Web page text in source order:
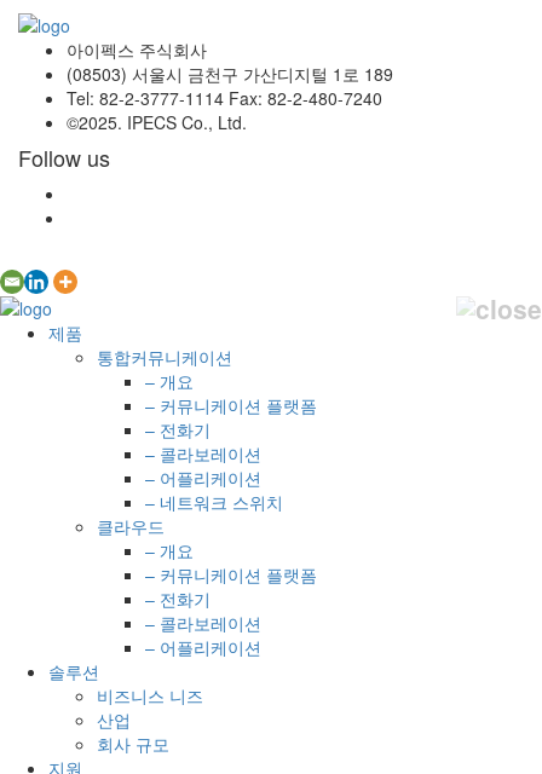
아이펙스 주식회사
(08503) 서울시 금천구 가산디지털 1로 189
Tel: 82-2-3777-1114 Fax: 82-2-480-7240
©2025. IPECS Co., Ltd.
Follow us
제품
통합커뮤니케이션
– 개요
– 커뮤니케이션 플랫폼
– 전화기
– 콜라보레이션
– 어플리케이션
– 네트워크 스위치
클라우드
– 개요
– 커뮤니케이션 플랫폼
– 전화기
– 콜라보레이션
– 어플리케이션
솔루션
비즈니스 니즈
산업
회사 규모
지원